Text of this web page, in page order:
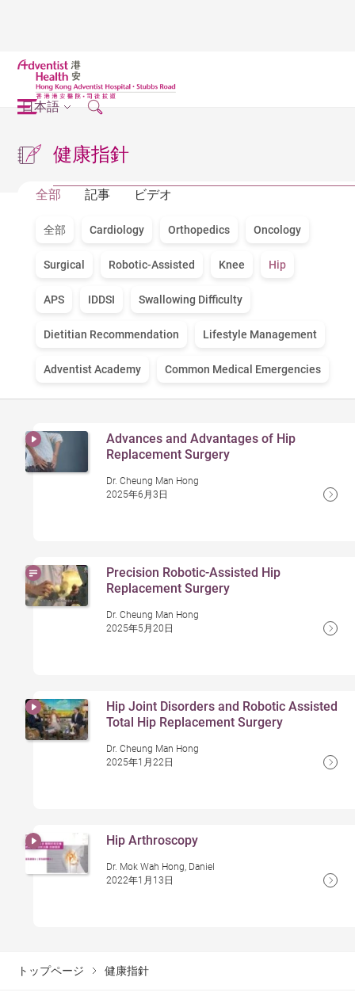
日本語
健康指針
全部 記事 ビデオ
全部 Cardiology Orthopedics Oncology
Surgical Robotic-Assisted Knee Hip
APS IDDSI Swallowing Difficulty
Dietitian Recommendation Lifestyle Management
Adventist Academy Common Medical Emergencies
Advances and Advantages of Hip
Replacement Surgery
Dr. Cheung Man Hong
2025年6月3日
Precision Robotic-Assisted Hip
Replacement Surgery
Dr. Cheung Man Hong
2025年5月20日
Hip Joint Disorders and Robotic Assisted
Total Hip Replacement Surgery
Dr. Cheung Man Hong
2025年1月22日
Hip Arthroscopy
Dr. Mok Wah Hong, Daniel
2022年1月13日
トップページ 健康指針